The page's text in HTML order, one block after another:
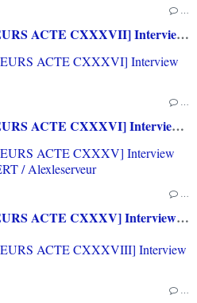
[LA PAROLE AUX GAMEURS ACTE CXXXVII] Interview de Michael STORA
[LA PAROLE AUX GAMEURS ACTE CXXXVI] Interview de Christophe GERIN
[LA PAROLE AUX GAMEURS ACTE CXXXV] Interview de Loup LASSINAT-FOUBERT / Alexleserveur